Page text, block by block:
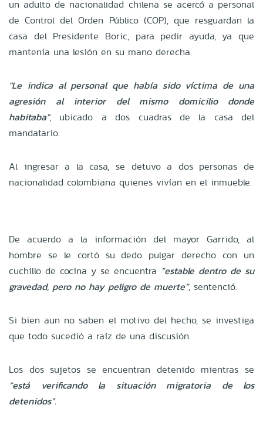
un adulto de nacionalidad chilena se acercó a personal
de Control del Orden Público (COP), que resguardan la
casa del Presidente Boric, para pedir ayuda, ya que
mantenía una lesión en su mano derecha.
"Le indica al personal que había sido víctima de una
agresión al interior del mismo domicilio donde
habitaba", ubicado a dos cuadras de la casa del
mandatario.
Al ingresar a la casa, se detuvo a dos personas de
nacionalidad colombiana quienes vivían en el inmueble.
De acuerdo a la información del mayor Garrido, al
hombre se le cortó su dedo pulgar derecho con un
cuchillo de cocina y se encuentra “estable dentro de su
gravedad, pero no hay peligro de muerte”, sentenció.
Si bien aun no saben el motivo del hecho, se investiga
que todo sucedió a raíz de una discusión.
Los dos sujetos se encuentran detenido mientras se
“está verificando la situación migratoria de los
detenidos”.